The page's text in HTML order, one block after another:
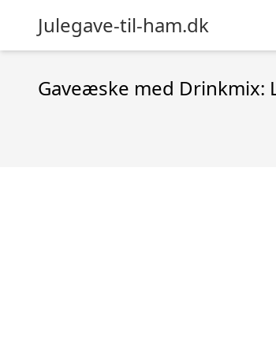
Julegave-til-ham.dk
Gaveæske med Drinkmix: